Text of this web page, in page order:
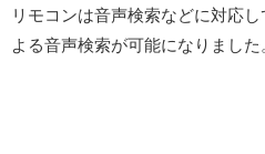
リモコンは音声検索などに対応
よる音声検索が可能になりました